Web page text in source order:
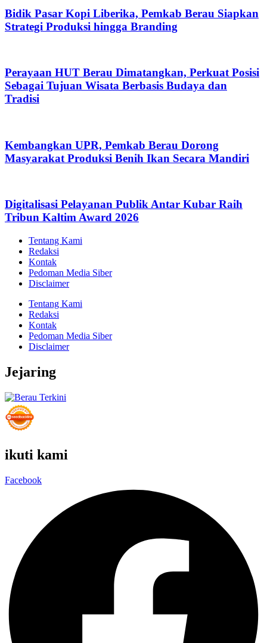
Bidik Pasar Kopi Liberika, Pemkab Berau Siapkan
Strategi Produksi hingga Branding
Perayaan HUT Berau Dimatangkan, Perkuat Posisi
Sebagai Tujuan Wisata Berbasis Budaya dan
Tradisi
Kembangkan UPR, Pemkab Berau Dorong
Masyarakat Produksi Benih Ikan Secara Mandiri
Digitalisasi Pelayanan Publik Antar Kubar Raih
Tribun Kaltim Award 2026
Tentang Kami
Redaksi
Kontak
Pedoman Media Siber
Disclaimer
Tentang Kami
Redaksi
Kontak
Pedoman Media Siber
Disclaimer
Jejaring
ikuti kami
Facebook